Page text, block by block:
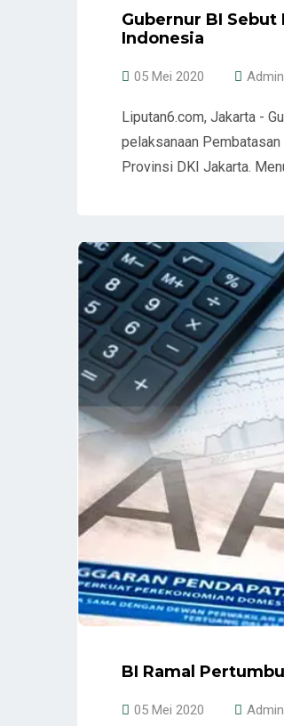
Gubernur BI
Indonesia
05 Mei 2020
Liputan6.com, Jakarta -
pelaksanaan
Provinsi DKI Jakarta.
BI Ramal
05 Mei 2020